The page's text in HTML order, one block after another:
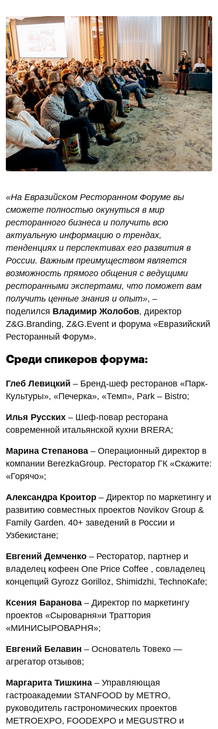
«На Евразийском Ресторанном Форуме вы
сможете полностью окунуться в мир
ресторанного бизнеса и получить всю
актуальную информацию о трендах,
тенденциях и перспективах его развития в
России. Важным преимуществом является
возможность прямого общения с ведущими
ресторанными экспертами, что поможет вам
получить ценные знания и опыт», –
поделился Владимир Жолобов, директор
Z&G.Branding, Z&G.Event и форума «Евразийский
Ресторанный Форум».
Среди спикеров форума:
Глеб Левицкий – Бренд-шеф ресторанов «Парк-
Культуры», «Печерка», «Темп», Park – Bistro;
Илья Русских – Шеф-повар ресторана
современной итальянской кухни BRERA;
Марина Степанова – Операционный директор в
компании BerezkaGroup. Ресторатор ГК «Скажите:
«Горячо»;
Александра Кроитор – Директор по маркетингу и
развитию совместных проектов Novikov Group &
Family Garden. 40+ заведений в России и
Узбекистане;
Евгений Демченко – Ресторатор, партнер и
владелец кофеен One Price Coffee , совладелец
концепций Gyrozz Gorilloz, Shimidzhi, TechnoKafe;
Ксения Баранова – Директор по маркетингу
проектов «Сыроварня»и Траттория
«МИНИСЫРОВАРНЯ»;
Евгений Белавин – Основатель Товеко —
агрегатор отзывов;
Маргарита Тишкина – Управляющая
гастроакадемии STANFOOD by METRO,
руководитель гастрономических проектов
METROEXPO, FOODEXPO и MEGUSTRO и